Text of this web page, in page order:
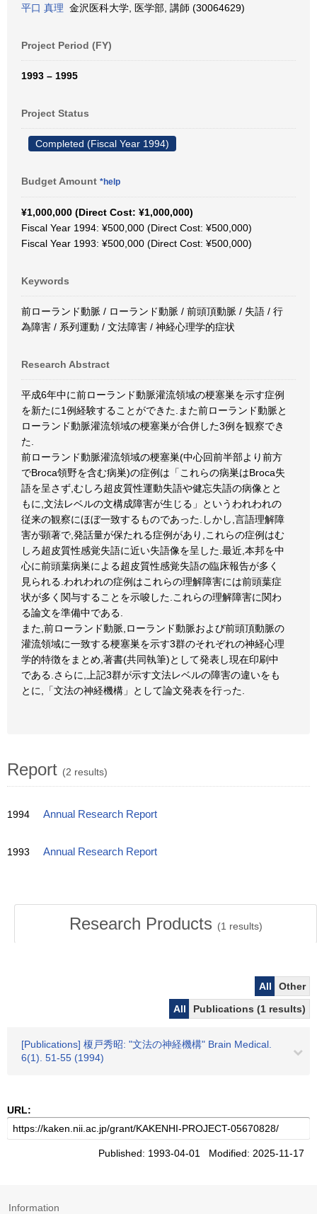
平口 真理 金沢医科大学, 医学部, 講師 (30064629)
Project Period (FY)
1993 – 1995
Project Status
Completed (Fiscal Year 1994)
Budget Amount *help
¥1,000,000 (Direct Cost: ¥1,000,000)
Fiscal Year 1994: ¥500,000 (Direct Cost: ¥500,000)
Fiscal Year 1993: ¥500,000 (Direct Cost: ¥500,000)
Keywords
前ローランド動脈 / ローランド動脈 / 前頭頂動脈 / 失語 / 行
為障害 / 系列運動 / 文法障害 / 神経心理学的症状
Research Abstract
平成6年中に前ローランド動脈灌流領域の梗塞巣を示す症例
を新たに1例経験することができた.また前ローランド動脈と
ローランド動脈灌流領域の梗塞巣が合併した3例を観察でき
た.
前ローランド動脈灌流領域の梗塞巣(中心回前半部より前方
でBroca領野を含む病巣)の症例は「これらの病巣はBroca失
語を呈さず,むしろ超皮質性運動失語や健忘失語の病像とと
もに,文法レベルの文構成障害が生じる」というわれわれの
従来の観察にほぼ一致するものであった.しかし,言語理解障
害が顕著で,発話量が保たれる症例があり,これらの症例はむ
しろ超皮質性感覚失語に近い失語像を呈した.最近,本邦を中
心に前頭葉病巣による超皮質性感覚失語の臨床報告が多く
見られる.われわれの症例はこれらの理解障害には前頭葉症
状が多く関与することを示唆した.これらの理解障害に関わ
る論文を準備中である.
また,前ローランド動脈,ローランド動脈および前頭頂動脈の
灌流領域に一致する梗塞巣を示す3群のそれぞれの神経心理
学的特徴をまとめ,著書(共同執筆)として発表し現在印刷中
である.さらに,上記3群が示す文法レベルの障害の違いをも
とに,「文法の神経機構」として論文発表を行った.
Report (2 results)
1994 Annual Research Report
1993 Annual Research Report
Research Products (1 results)
All
Other
All
Publications (1 results)
[Publications] 榎戸秀昭: "文法の神経機構" Brain Medical.
6(1). 51-55 (1994)
URL:
Published: 1993-04-01 Modified: 2025-11-17
Information